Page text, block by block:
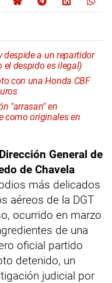
despide a un repartidor
el despido es ilegal)
con una Honda CBF
"arrasan" en
como originales en
Dirección General de
de Chavela
más delicados
aéreos de la DGT
ocurrido en marzo
de una
oficial partido
detenido, un
judicial por